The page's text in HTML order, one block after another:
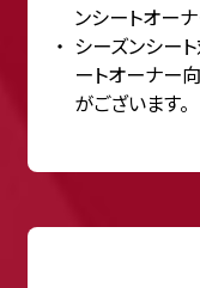
ンシートオー
シーズンシー
ートオーナー
がございます。